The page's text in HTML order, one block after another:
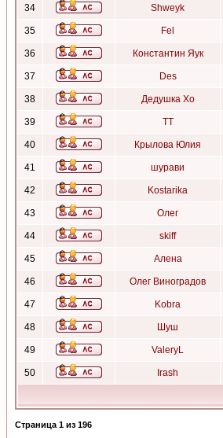
34 Shweyk
35 Fel
36 Константин Яук
37 Des
38 Дедушка Хо
39 ТТ
40 Крылова Юлия
41 шурави
42 Kostarika
43 Олег
44 skiff
45 Алена
46 Олег Виноградов
47 Kobra
48 Шуш
49 ValeryL
50 Irash
Страница 1 из 196